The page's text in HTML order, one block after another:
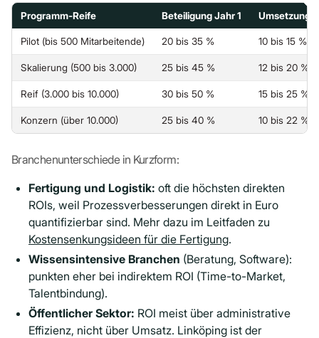
Programm-Reife Beteiligung Jahr 1
Pilot (bis 500 Mitarbeitende) 20 bis 35 % 10 bis 15 %
Skalierung (500 bis 3.000) 25 bis 45 % 12 bis 20 %
Reif (3.000 bis 10.000) 30 bis 50 % 15 bis 25 %
Konzern (über 10.000) 25 bis 40 % 10 bis 22 %
Branchenunterschiede in Kurzform:
Fertigung und Logistik: oft die höchsten direkten
ROIs, weil Prozessverbesserungen direkt in Euro
quantifizierbar sind. Mehr dazu im Leitfaden zu
Kostensenkungsideen für die Fertigung.
Wissensintensive Branchen (Beratung, Software):
punkten eher bei indirektem ROI (Time-to-Market,
Talentbindung).
Öffentlicher Sektor: ROI meist über administrative
Effizienz, nicht über Umsatz. Linköping ist der